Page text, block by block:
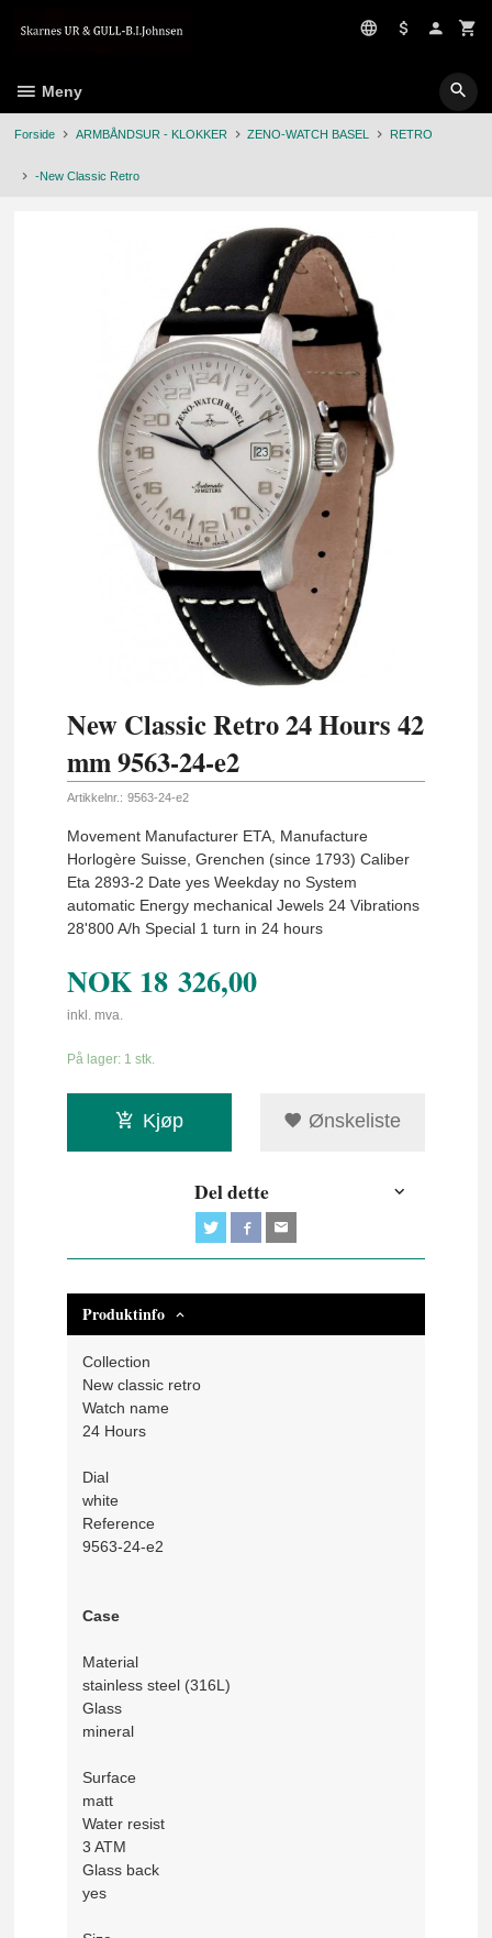
Meny
Forside ARMBÅNDSUR - KLOKKER ZENO-WATCH BASEL RETRO
-New Classic Retro
New Classic Retro 24 Hours 42
mm 9563-24-e2
Artikkelnr.: 9563-24-e2
Movement Manufacturer ETA, Manufacture
Horlogère Suisse, Grenchen (since 1793) Caliber
Eta 2893-2 Date yes Weekday no System
automatic Energy mechanical Jewels 24 Vibrations
28'800 A/h Special 1 turn in 24 hours
NOK 18 326,00
inkl. mva.
På lager: 1 stk.
Kjøp Ønskeliste
Del dette
Produktinfo
Collection
New classic retro
Watch name
24 Hours
Dial
white
Reference
9563-24-e2
Case
Material
stainless steel (316L)
Glass
mineral
Surface
matt
Water resist
3 ATM
Glass back
yes